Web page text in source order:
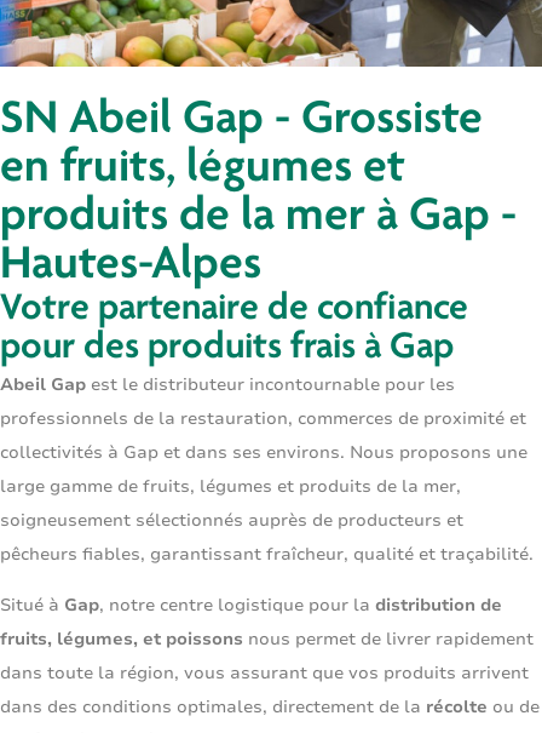
SN Abeil Gap - Grossiste
en fruits, légumes et
produits de la mer à Gap -
Hautes-Alpes
Votre partenaire de confiance
pour des produits frais à Gap
Abeil Gap est le distributeur incontournable pour les
professionnels de la restauration, commerces de proximité et
collectivités à Gap et dans ses environs. Nous proposons une
large gamme de fruits, légumes et produits de la mer,
soigneusement sélectionnés auprès de producteurs et
pêcheurs fiables, garantissant fraîcheur, qualité et traçabilité.
Situé à Gap, notre centre logistique pour la distribution de
fruits, légumes, et poissons nous permet de livrer rapidement
dans toute la région, vous assurant que vos produits arrivent
dans des conditions optimales, directement de la récolte ou de